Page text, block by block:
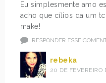
Eu simplesmente amo
acho que cílios da um
make!
RESPONDER ESSE
rebeka
20 DE